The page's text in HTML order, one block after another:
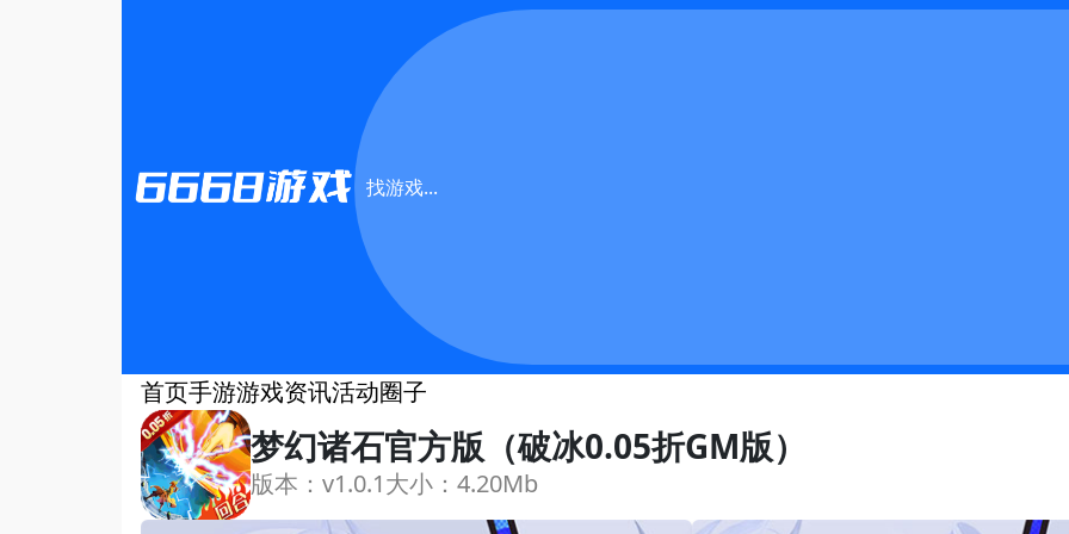
首页手游游戏资讯活动圈子
梦幻诸石官方版（破冰0.05折GM版）
版本：v1.0.1大小：4.20Mb